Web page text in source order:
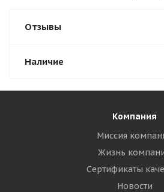
Отзывы
Наличие
Компания
Миссия
Жизнь
Сертификаты
Новости